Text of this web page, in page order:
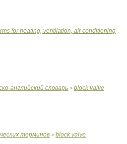
for heating, ventilation, air conditioning
английский словарь > block valve
терминов > block valve